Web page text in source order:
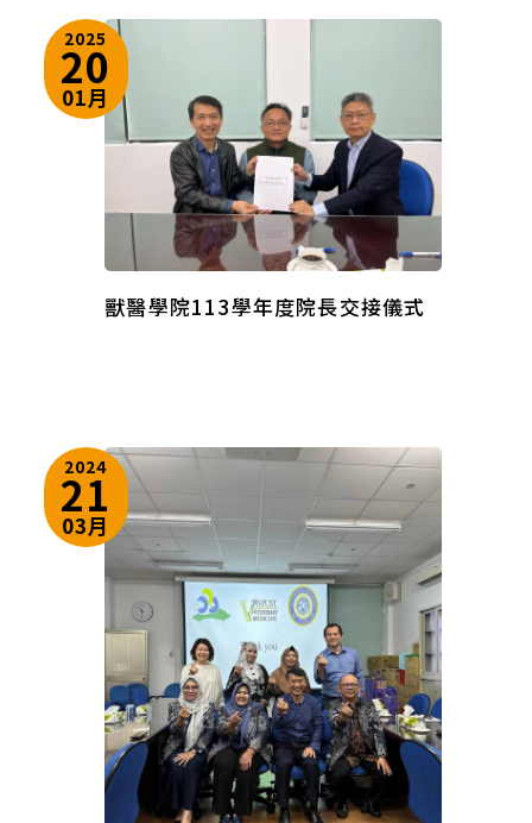
2025
20
01月
獸醫學院113學年度院長交接儀式
2024
21
03月